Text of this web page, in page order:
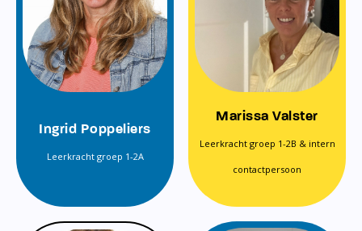
Ingrid Poppeliers
Leerkracht groep 1-2A
Marissa Valster
Leerkracht groep 1-2B & intern
contactpersoon